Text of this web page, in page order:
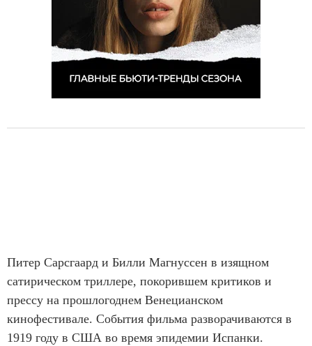
Питер Сарсгаард и Билли Магнуссен в изящном
сатирическом триллере, покорившем критиков и
прессу на прошлогоднем Венецианском
кинофестивале. События фильма разворачиваются в
1919 году в США во время эпидемии Испанки.